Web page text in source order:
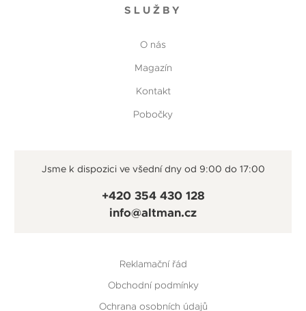
SLUŽBY
O nás
Magazín
Kontakt
Pobočky
Jsme k dispozici ve všední dny od 9:00 do 17:00
+420 354 430 128
info@altman.cz
Reklamační řád
Obchodní podmínky
Ochrana osobních údajů